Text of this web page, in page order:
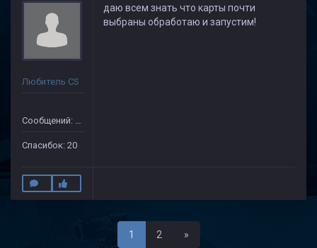
Любитель CS
Сообщений: 149
Спасибок: 20
даю всем знать что карты почти
выбраны обработаю и запустим!
1 2 »Последняя